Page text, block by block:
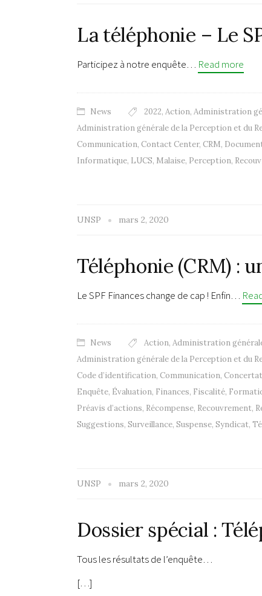
La téléphonie – Le
Participez à notre enquête… Read more
News 2022, Action, Administration
Administration générale de la Perception et du
Communication, Contact Center, CRM,
Informatique, LUCS, Malaise, Perception,
UNSP mars 2, 2020
Téléphonie (CRM) :
Le SPF Finances change de cap ! Enfin…
News Action, Administration
Administration générale de la Perception et du
Code d’identification, Communication,
Enquête, Évaluation, Finances, Fiscalité,
Préavis d’actions, Récompense, Recouvrement,
Suggestions, Surveillance, Suspense, Syndicat,
UNSP mars 2, 2020
Dossier spécial :
Tous les résultats de l’enquête…
[…]